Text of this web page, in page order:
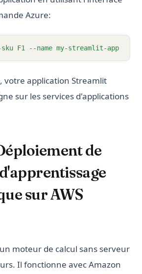
Azure:
F1 --name my-streamlit-app
votre application Streamlit
sur les services d'applications
de
sur AWS
moteur de calcul sans serveur
Il fonctionne avec Amazon